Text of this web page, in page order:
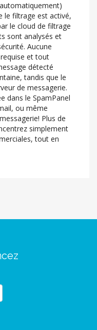
le filtrage est activé,
le cloud de filtrage
sont analysés et
Aucune
et tout
détecté
tandis que le
de messagerie.
dans le SpamPanel
ou même
Plus de
simplement
tout en